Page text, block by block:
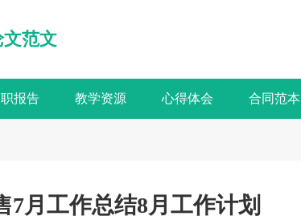
文范文
报告 教学资源 心得体会 合同范本
7月工作总结8月工作计划